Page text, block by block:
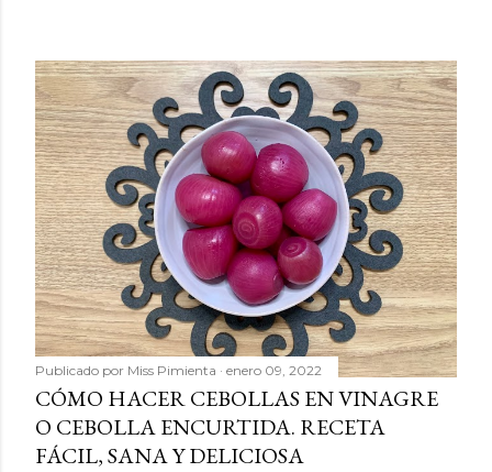
Publicado por Miss Pimienta enero 09, 2022
CÓMO HACER CEBOLLAS EN VINAGRE
O CEBOLLA ENCURTIDA. RECETA
FÁCIL, SANA Y DELICIOSA